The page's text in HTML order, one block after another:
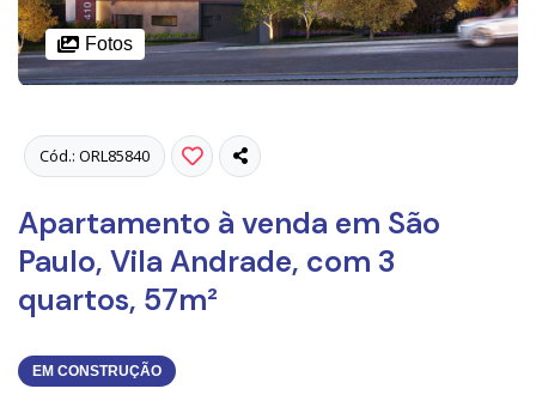
Fotos
Cód.: ORL85840
Apartamento à venda em São
Paulo, Vila Andrade, com 3
quartos, 57m²
EM CONSTRUÇÃO